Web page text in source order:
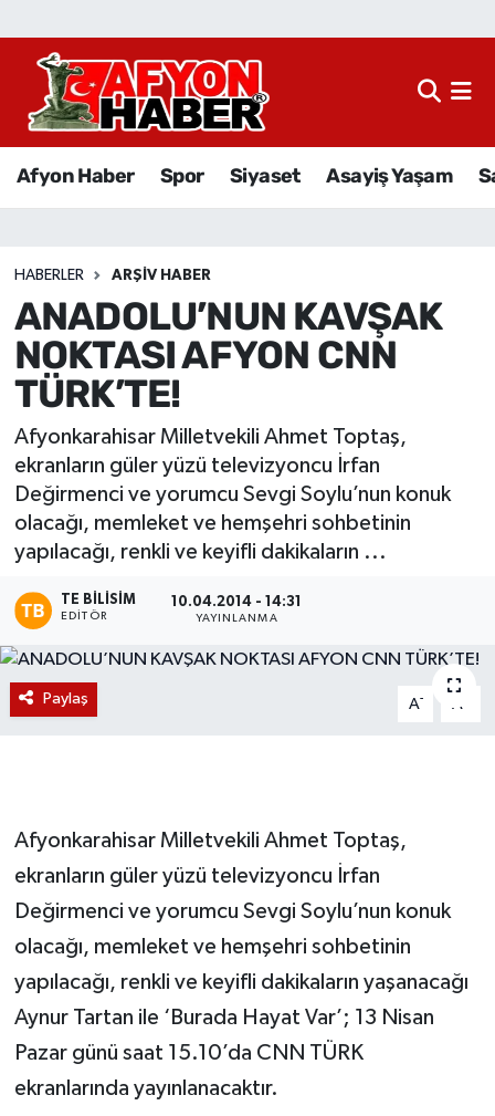
Afyon Haber Spor Siyaset Asayiş Yaşam
HABERLER ARŞIV HABER
ANADOLU’NUN KAVŞAK
NOKTASI AFYON CNN
TÜRK’TE!
Afyonkarahisar Milletvekili Ahmet Toptaş,
ekranların güler yüzü televizyoncu İrfan
Değirmenci ve yorumcu Sevgi Soylu’nun konuk
olacağı, memleket ve hemşehri sohbetinin
yapılacağı, renkli ve keyifli dakikaların ...
TE BILISIM
EDITÖR
10.04.2014 - 14:31
YAYINLANMA
Paylaş A- A
Afyonkarahisar Milletvekili Ahmet Toptaş,
ekranların güler yüzü televizyoncu İrfan
Değirmenci ve yorumcu Sevgi Soylu’nun konuk
olacağı, memleket ve hemşehri sohbetinin
yapılacağı, renkli ve keyifli dakikaların yaşanacağı
Aynur Tartan ile ‘Burada Hayat Var’; 13 Nisan
Pazar günü saat 15.10’da CNN TÜRK
ekranlarında yayınlanacaktır.
Afyon Haber
Sağlık
Eğitim
Ekonomi
Magazin
Etkinlikler